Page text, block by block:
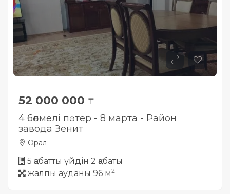
52 000 000 ₸
4 бөлмелі пәтер - 8 марта - Район
завода Зенит
Орал
5 қабатты үйдін 2 қабаты
жалпы ауданы 96 м2